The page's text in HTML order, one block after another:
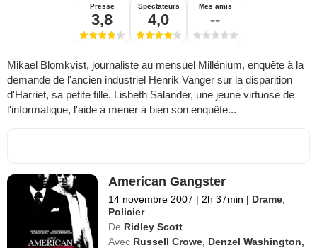
Presse
3,8
Spectateurs
4,0
Mes amis
--
Mikael Blomkvist, journaliste au mensuel Millénium, enquête à la
demande de l'ancien industriel Henrik Vanger sur la disparition
d'Harriet, sa petite fille. Lisbeth Salander, une jeune virtuose de
l'informatique, l'aide à mener à bien son enquête...
American Gangster
14 novembre 2007 | 2h 37min | Drame
Policier
De Ridley Scott
Avec Russell Crowe Denzel Washington